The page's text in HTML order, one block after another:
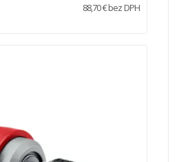
88,70 € bez DPH